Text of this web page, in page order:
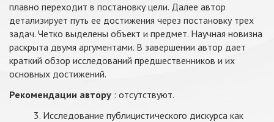
плавно переходит в постановку цели. Далее автор
детализирует путь ее достижения через постановку трех
задач. Четко выделены объект и предмет. Научная новизна
раскрыта двумя аргументами. В завершении автор дает
краткий обзор исследований предшественников и их
основных достижений.
Рекомендации автору : отсутствуют.
3. Исследование публицистического дискурса как